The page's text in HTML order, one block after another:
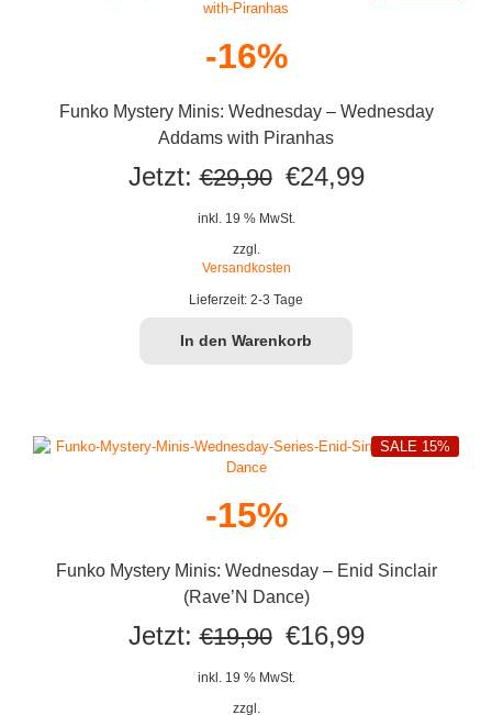
-16%
Funko Mystery Minis: Wednesday – Wednesday
Addams with Piranhas
Jetzt: €29,90 Ursprünglicher
Preis
€29,90
€24,99Aktueller
inkl. 19 % MwSt.
zzgl.
Versandkosten
Lieferzeit: 2-3 Tage
In den Warenkorb
-15%
Funko Mystery Minis: Wednesday – Enid Sinclair
(Rave’N Dance)
SALE 15%
Jetzt: €19,90 Ursprünglicher
Preis
€16,99Aktueller
inkl. 19 % MwSt.
zzgl.